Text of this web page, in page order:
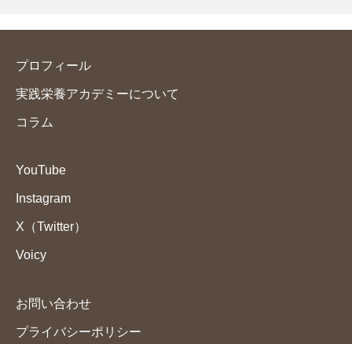
プロフィール
実践栄養アカデミーについて
コラム
YouTube
Instagram
X（Twitter）
Voicy
お問い合わせ
プライバシーポリシー